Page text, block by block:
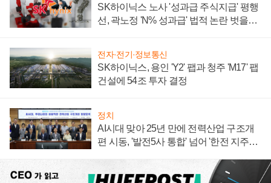
SK하이닉스 노사 '성과급 주식지급' 평행
선, 곽노정 'N% 성과급' 법적 논란 벗을지
전자·전기·정보통신
SK하이닉스, 용인 'Y2' 팹과 청주 'M17' 팹
건설에 54조 투자 결정
정치
AI시대 맞아 25년 만에 전력산업 구조개
편 시동, '발전5사 통합' 넘어 '한전 지주사'